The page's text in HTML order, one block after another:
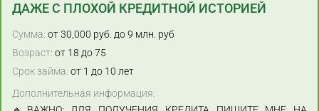
ДАЖЕ С ПЛОХОЙ КРЕДИТНОЙ ИСТОРИЕЙ
Сумма: от 30,000 руб. до 9 млн. руб
Возраст: от 18 до 75
Срок займа: от 1 до 10 лет
Дополнительная информация: